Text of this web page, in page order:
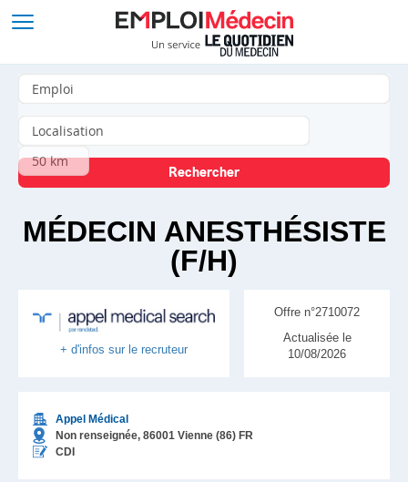
MÉDECIN ANESTHÉSISTE
(F/H)
+ d'infos sur le recruteur
Appel Médical
Non renseignée, 86001 Vienne (86) FR
CDI
Offre n°2710072
Actualisée le
10/08/2026